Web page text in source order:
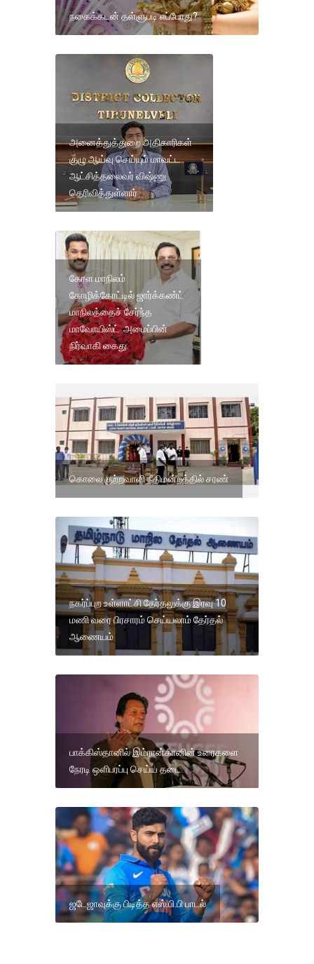
நகைக்கடன் தள்ளுபடி எப்போது?
அனைத்துத்துறை அதிகாரிகள்
குழு ஆய்வு செய்யும் மாவட்ட
ஆட்சித்தலைவர் விஷ்ணு
தெரிவித்துள்ளார்
கேரள மாநிலம்
கோழிக்கோட்டில் ஜார்க்கண்ட்
மாநிலத்தைச் சேர்ந்த
மாவோயிஸ்ட் அமைப்பின்
நிர்வாகி கைது.
கொலை குற்றவாளி நீதிமன்றத்தில் சரண்
நகர்ப்புற உள்ளாட்சி தேர்தலுக்கு இரவு 10
மணி வரை பிரசாரம் செய்யலாம் தேர்தல்
ஆணையம்
பாக்கிஸ்தானில் இம்ரான்கானின் உரைகளை
நேரடி ஒளிபரப்பு செய்ய தடை
ஜடேஜாவுக்கு பிடித்த எஸ்.பி.பி பாடல்